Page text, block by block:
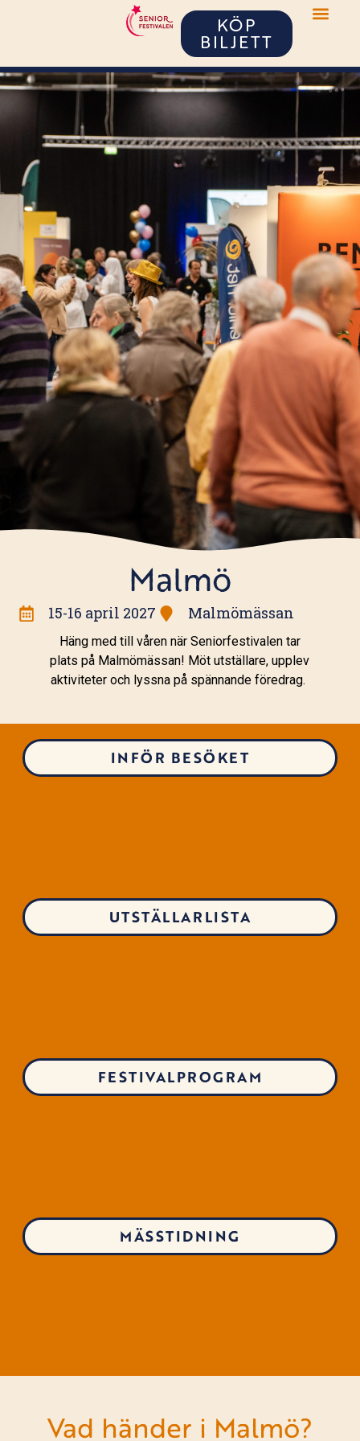
KÖP
BILJETT
Malmö
15-16 april 2027 Malmömässan
Häng med till våren när Seniorfestivalen tar
plats på Malmömässan! Möt utställare, upplev
aktiviteter och lyssna på spännande föredrag.
INFÖR BESÖKET
UTSTÄLLARLISTA
FESTIVALPROGRAM
MÄSSTIDNING
Vad händer i Malmö?